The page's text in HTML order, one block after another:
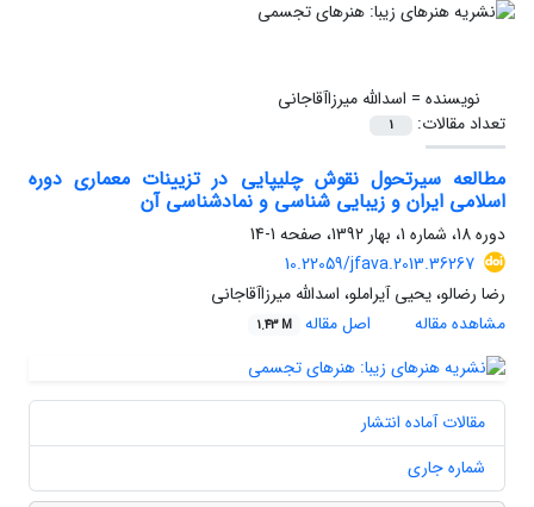
نویسنده = اسدالله میرزاآقاجانی
تعداد مقالات:
1
مطالعه سیرتحول نقوش چلیپایی در تزیینات معماری دوره
اسلامی ایران و زیبایی شناسی و نمادشناسی آن
دوره 18، شماره 1، بهار 1392، صفحه
1-14
10.22059/jfava.2013.36267
رضا رضالو، یحیی آیراملو، اسدالله میرزاآقاجانی
مشاهده مقاله
اصل مقاله 1.43 M
مقالات آماده انتشار
شماره جاری